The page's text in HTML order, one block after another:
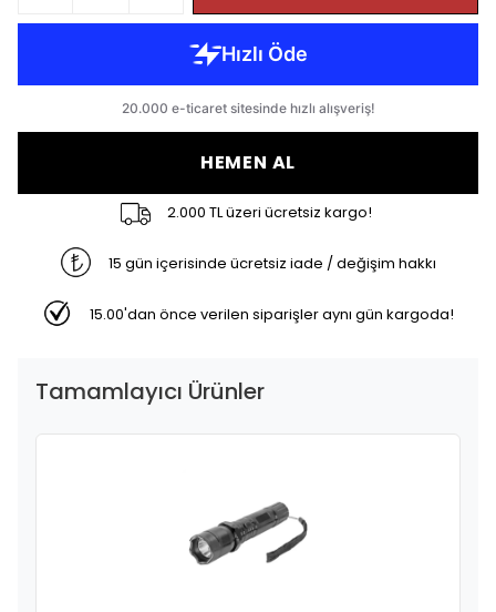
HEMEN AL
2.000 TL üzeri ücretsiz kargo!
15 gün içerisinde ücretsiz iade / değişim hakkı
15.00'dan önce verilen siparişler aynı gün kargoda!
Tamamlayıcı Ürünler